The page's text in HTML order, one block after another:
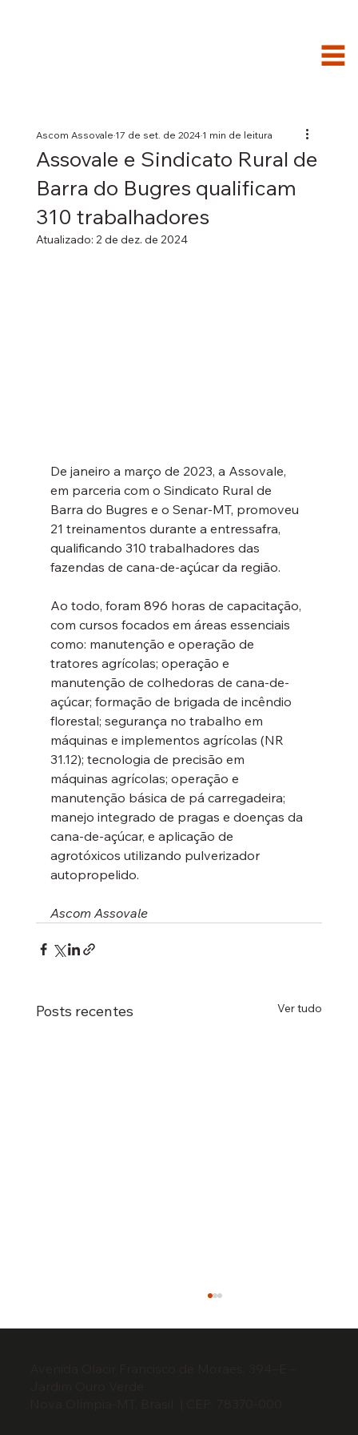
Assovale e Sindicato Rural de
Barra do Bugres qualificam
310 trabalhadores
Ascom Assovale17 de set. de 20241 min de leitura
Atualizado: 2 de dez. de 2024
De janeiro a março de 2023, a Assovale,
em parceria com o Sindicato Rural de
Barra do Bugres e o Senar-MT, promoveu
21 treinamentos durante a entressafra,
qualificando 310 trabalhadores das
fazendas de cana-de-açúcar da região.
Ao todo, foram 896 horas de capacitação,
com cursos focados em áreas essenciais
como: manutenção e operação de
tratores agrícolas; operação e
manutenção de colhedoras de cana-de-
açúcar; formação de brigada de incêndio
florestal; segurança no trabalho em
máquinas e implementos agrícolas (NR
31.12); tecnologia de precisão em
máquinas agrícolas; operação e
manutenção básica de pá carregadeira;
manejo integrado de pragas e doenças da
cana-de-açúcar, e aplicação de
agrotóxicos utilizando pulverizador
autopropelido.
Ascom Assovale
Posts recentes Ver tudo